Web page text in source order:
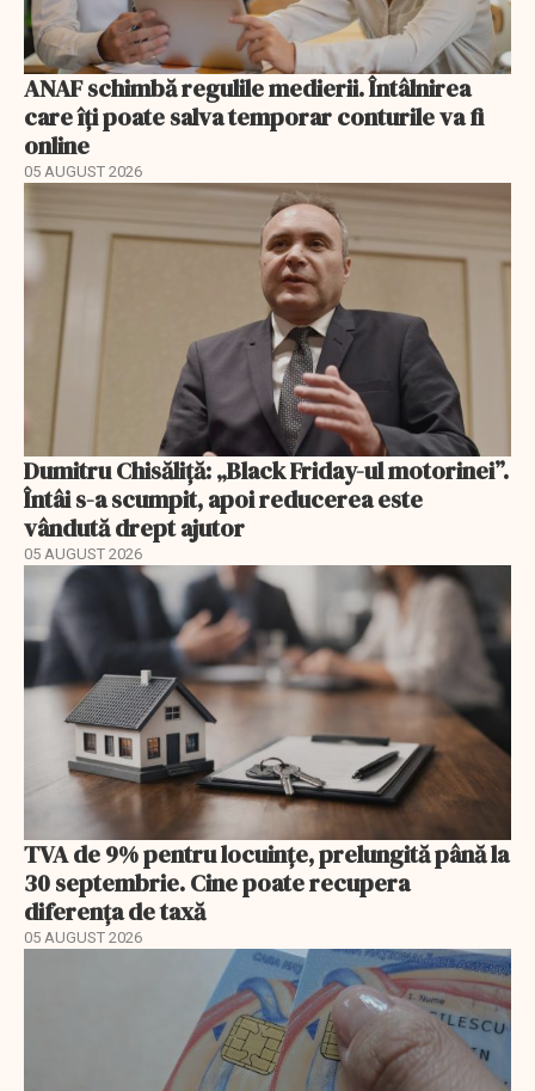
ANAF schimbă regulile medierii. Întâlnirea
care îți poate salva temporar conturile va fi
online
05 AUGUST 2026
Dumitru Chisăliță: „Black Friday-ul motorinei”.
Întâi s-a scumpit, apoi reducerea este
vândută drept ajutor
05 AUGUST 2026
TVA de 9% pentru locuințe, prelungită până la
30 septembrie. Cine poate recupera
diferența de taxă
05 AUGUST 2026